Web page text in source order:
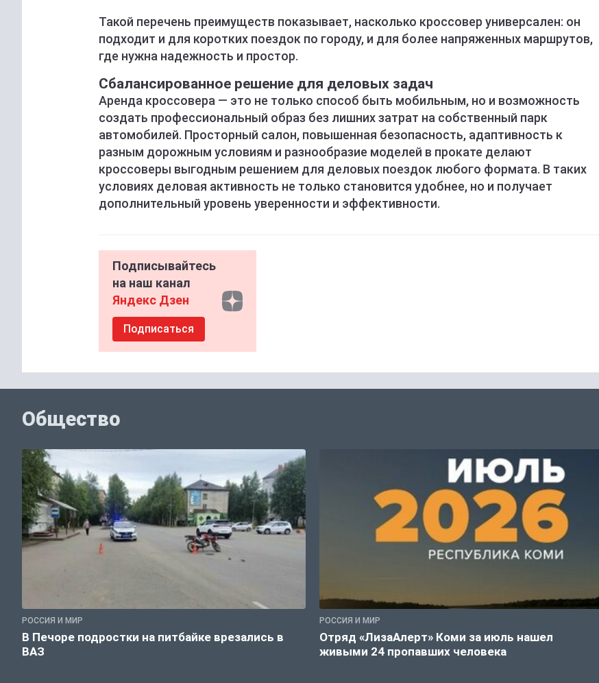
Такой перечень преимуществ показывает, насколько кроссовер универсален: он
подходит и для коротких поездок по городу, и для более напряженных маршрутов,
где нужна надежность и простор.
Сбалансированное решение для деловых задач
Аренда кроссовера — это не только способ быть мобильным, но и возможность
создать профессиональный образ без лишних затрат на собственный парк
автомобилей. Просторный салон, повышенная безопасность, адаптивность к
разным дорожным условиям и разнообразие моделей в прокате делают
кроссоверы выгодным решением для деловых поездок любого формата. В таких
условиях деловая активность не только становится удобнее, но и получает
дополнительный уровень уверенности и эффективности.
Подписывайтесь
на наш канал
Яндекс Дзен
Подписаться
Общество
РОССИЯ И МИР
В Печоре подростки на питбайке врезались в
ВАЗ
РОССИЯ И МИР
Отряд «ЛизаАлерт» Коми за июль нашел
живыми 24 пропавших человека